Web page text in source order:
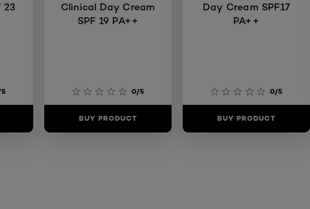
23
Clinical Day Cream
SPF 19 PA++
0/5
BUY PRODUCT
Day Cream SPF17
PA++
0/5
BUY PRODUCT